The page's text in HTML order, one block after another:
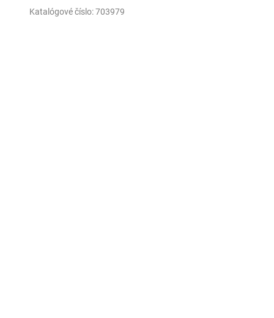
Katalógové číslo:703979